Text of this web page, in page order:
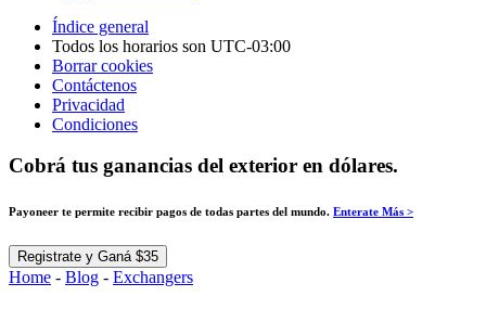
Índice general
Todos los horarios son UTC-03:00
Borrar cookies
Contáctenos
Privacidad
Condiciones
Cobrá tus ganancias del exterior en dólares.
Payoneer te permite recibir pagos de todas partes del mundo. Enterate Más >
Registrate y Ganá $35
Home - Blog - Exchangers